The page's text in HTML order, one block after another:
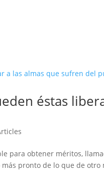
éstas
para obtener méritos,
pronto de lo que de otro